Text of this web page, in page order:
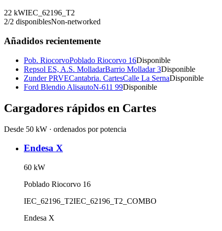
22 kWIEC_62196_T2
2/2 disponiblesNon-networked
Añadidos recientemente
Pob. RiocorvoPoblado Riocorvo 16Disponible
Repsol ES, A.S. MolladarBarrio Molladar 3Disponible
Zunder PRVECantabria. CartesCalle La SernaDisponible
Ford Blendio AlisautoN-611 99Disponible
Cargadores rápidos en Cartes
Desde 50 kW · ordenados por potencia
Endesa X
60 kW
Poblado Riocorvo 16
IEC_62196_T2IEC_62196_T2_COMBO
Endesa X